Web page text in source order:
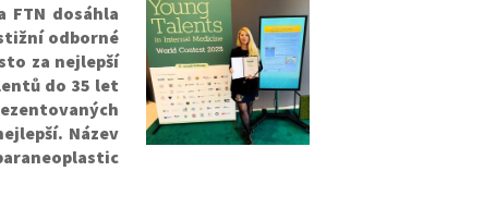
FTN dosáhla
odborné
za nejlepší
do 35 let
Název